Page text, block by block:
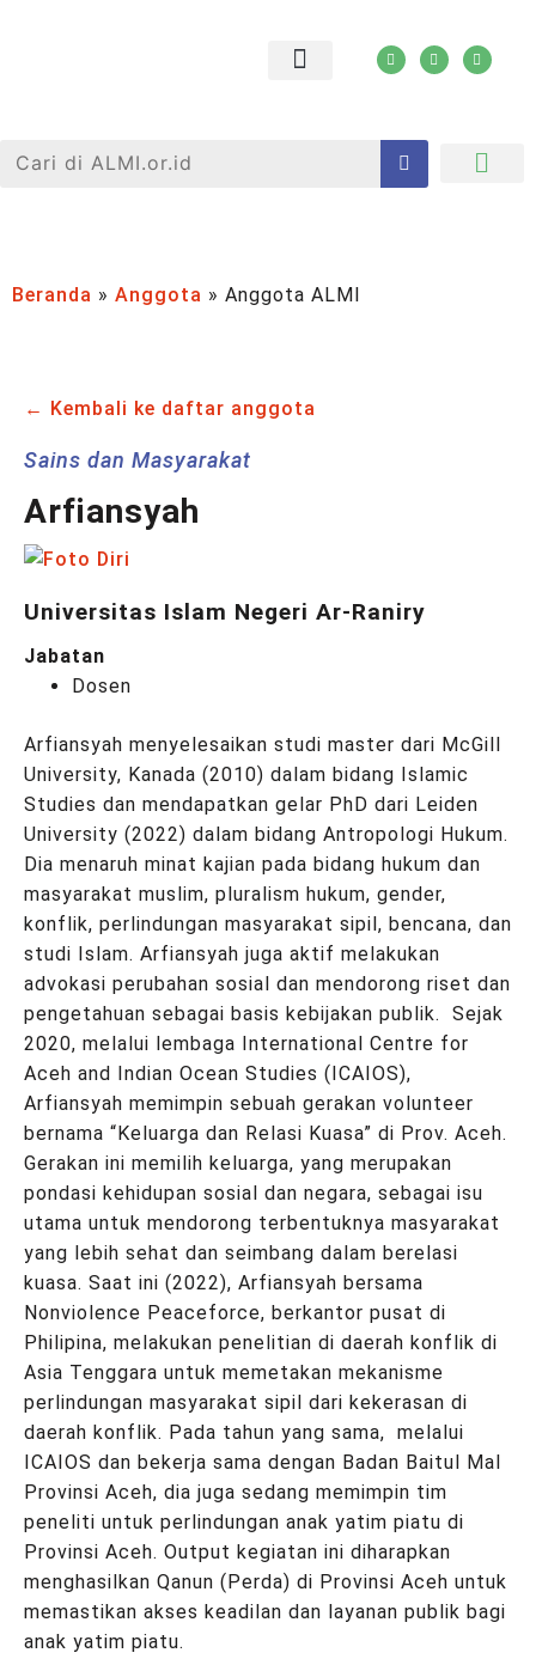
Beranda » Anggota » Anggota ALMI
← Kembali ke daftar anggota
Sains dan Masyarakat
Arfiansyah
Universitas Islam Negeri Ar-Raniry
Jabatan
Dosen
Arfiansyah menyelesaikan studi master dari McGill
University, Kanada (2010) dalam bidang Islamic
Studies dan mendapatkan gelar PhD dari Leiden
University (2022) dalam bidang Antropologi Hukum.
Dia menaruh minat kajian pada bidang hukum dan
masyarakat muslim, pluralism hukum, gender,
konflik, perlindungan masyarakat sipil, bencana, dan
studi Islam. Arfiansyah juga aktif melakukan
advokasi perubahan sosial dan mendorong riset dan
pengetahuan sebagai basis kebijakan publik. Sejak
2020, melalui lembaga International Centre for
Aceh and Indian Ocean Studies (ICAIOS),
Arfiansyah memimpin sebuah gerakan volunteer
bernama “Keluarga dan Relasi Kuasa” di Prov. Aceh.
Gerakan ini memilih keluarga, yang merupakan
pondasi kehidupan sosial dan negara, sebagai isu
utama untuk mendorong terbentuknya masyarakat
yang lebih sehat dan seimbang dalam berelasi
kuasa. Saat ini (2022), Arfiansyah bersama
Nonviolence Peaceforce, berkantor pusat di
Philipina, melakukan penelitian di daerah konflik di
Asia Tenggara untuk memetakan mekanisme
perlindungan masyarakat sipil dari kekerasan di
daerah konflik. Pada tahun yang sama, melalui
ICAIOS dan bekerja sama dengan Badan Baitul Mal
Provinsi Aceh, dia juga sedang memimpin tim
peneliti untuk perlindungan anak yatim piatu di
Provinsi Aceh. Output kegiatan ini diharapkan
menghasilkan Qanun (Perda) di Provinsi Aceh untuk
memastikan akses keadilan dan layanan publik bagi
anak yatim piatu.